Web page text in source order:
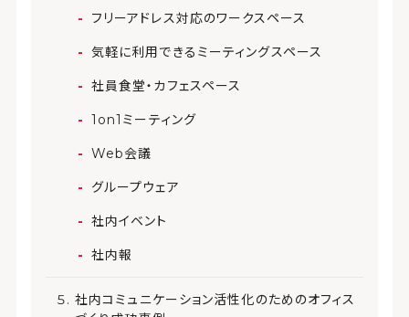
フリーアドレス対応のワークスペース
気軽に利用できるミーティングスペース
社員食堂・カフェスペース
1on1ミーティング
Web会議
グループウェア
社内イベント
社内報
社内コミュニケーション活性化のためのオフィス